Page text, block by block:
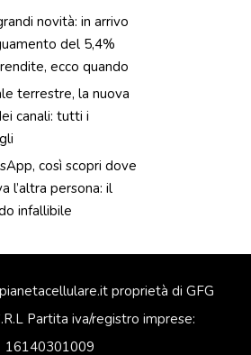
novità: in arrivo
del 5,4%
ecco quando
terrestre, la nuova
canali: tutti i
così scopri dove
l’altra persona: il
infallibile
proprietà di GFG
Partita iva/registro imprese:
16140301009